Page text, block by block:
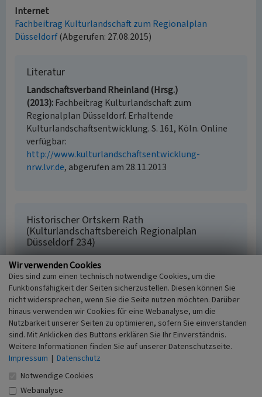
Internet
Fachbeitrag Kulturlandschaft zum Regionalplan
Düsseldorf(Abgerufen: 27.08.2015)
Literatur
Landschaftsverband Rheinland (Hrsg.)
(2013) Fachbeitrag Kulturlandschaft zum
Regionalplan Düsseldorf. Erhaltende
Kulturlandschaftsentwicklung. S. 161, Köln. Online
verfügbar:
http://www.kulturlandschaftsentwicklung-
nrw.lvr.de, abgerufen am 28.11.2013
Historischer Ortskern Rath
(Kulturlandschaftsbereich Regionalplan
Düsseldorf 234)
Schlagwörter
Kulturlandschaftsbereich Ortskern
Fachsicht(en)
Kulturlandschaftspflege, Denkmalpflege,
Landeskunde, Raumplanung
Erfassungsmaßstab
i.d.R. 1:25.000 (kleiner als 1:20.000)
Erfassungsmethode
Literaturauswertung
Historischer Zeitraum
Beginn 2012
Wir verwenden Cookies
Dies sind zum einen technisch notwendige Cookies, um die
Funktionsfähigkeit der Seiten sicherzustellen. Diesen können Sie
nicht widersprechen, wenn Sie die Seite nutzen möchten. Darüber
hinaus verwenden wir Cookies für eine Webanalyse, um die
Nutzbarkeit unserer Seiten zu optimieren, sofern Sie einverstanden
sind. Mit Anklicken des Buttons erklären Sie Ihr Einverständnis.
Weitere Informationen finden Sie auf unserer Datenschutzseite.
Impressum | Datenschutz
Notwendige Cookies
Webanalyse